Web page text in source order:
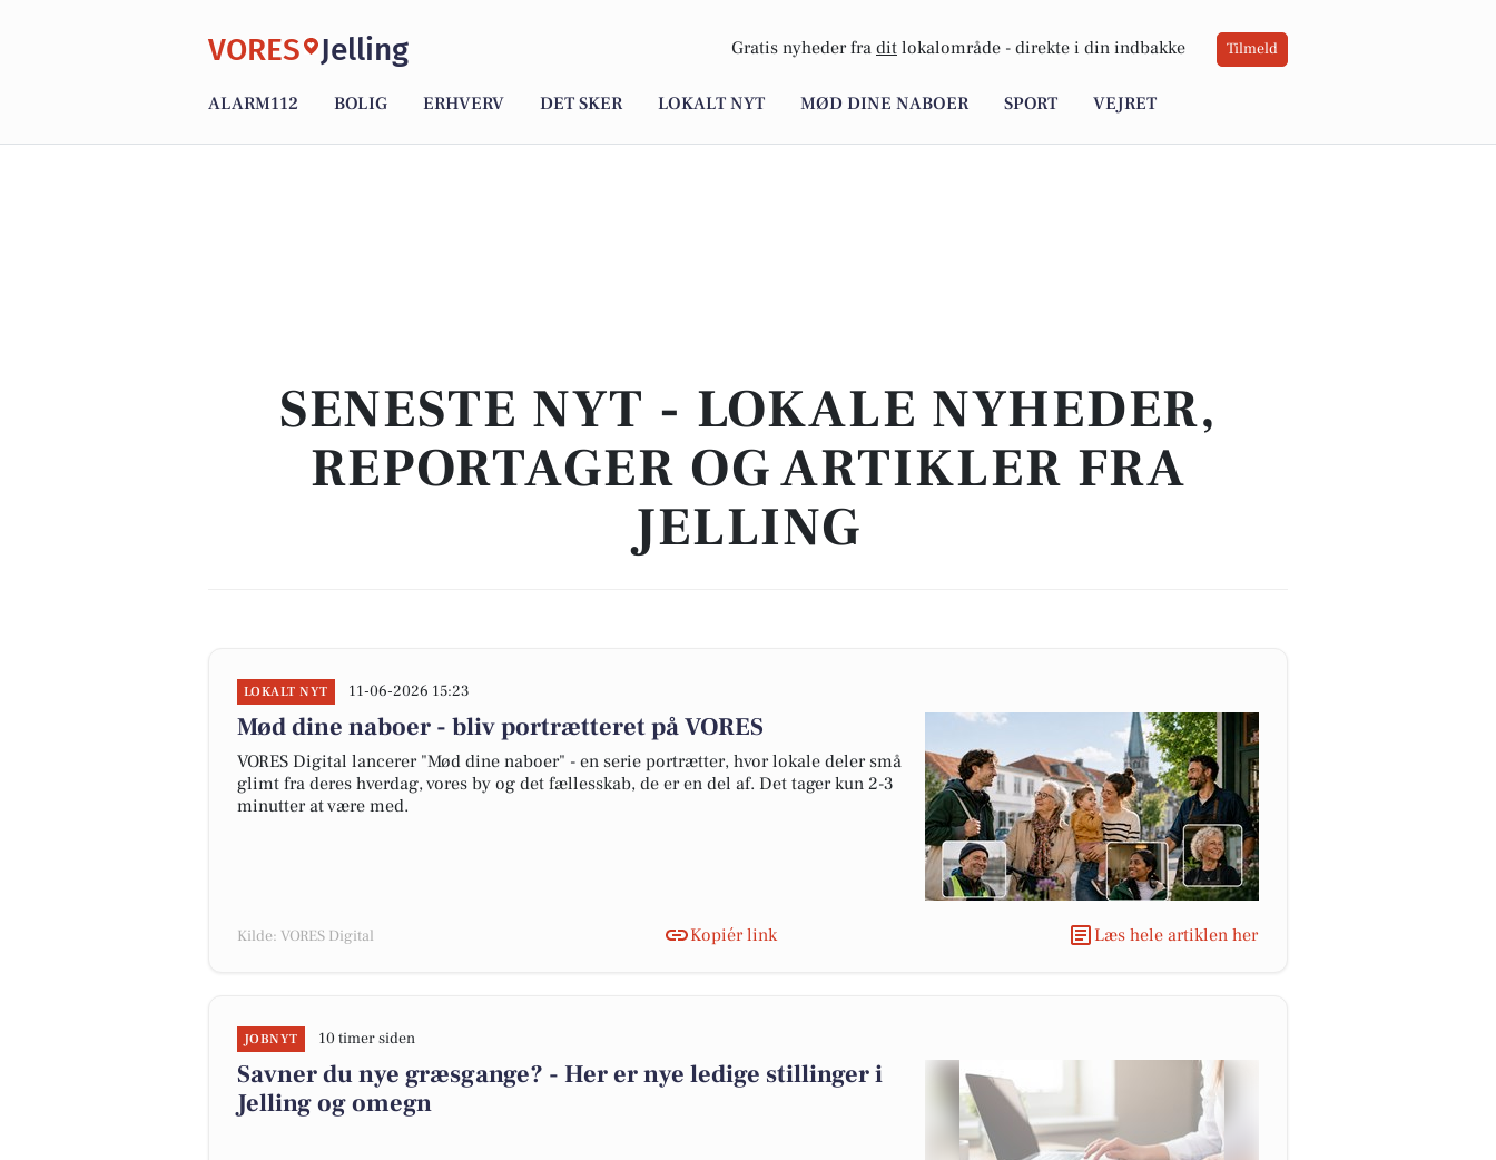
VORES Jelling Gratis nyheder fra dit lokalområde - direkte i din indbakke Tilmeld
ALARM112 BOLIG ERHVERV DET SKER LOKALT NYT MØD DINE NABOER SPORT VEJRET
SENESTE NYT - LOKALE NYHEDER,
REPORTAGER OG ARTIKLER FRA
JELLING
LOKALT NYT 11-06-2026 15:23
Mød dine naboer - bliv portrætteret på VORES
VORES Digital lancerer "Mød dine naboer" - en serie portrætter, hvor lokale deler små
glimt fra deres hverdag, vores by og det fællesskab, de er en del af. Det tager kun 2-3
minutter at være med.
Kilde: VORES Digital Kopiér link Læs hele artiklen her
JOBNYT 10 timer siden
Savner du nye græsgange? - Her er nye ledige stillinger i
Jelling og omegn